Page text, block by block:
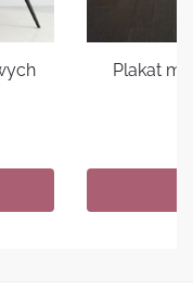
Plakat